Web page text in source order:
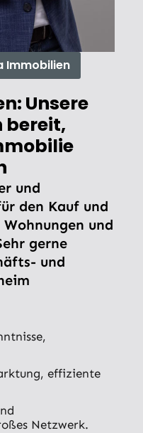
Immobilien
Unsere
bereit,
und
den Kauf und
und
gerne
und
effiziente
Netzwerk.